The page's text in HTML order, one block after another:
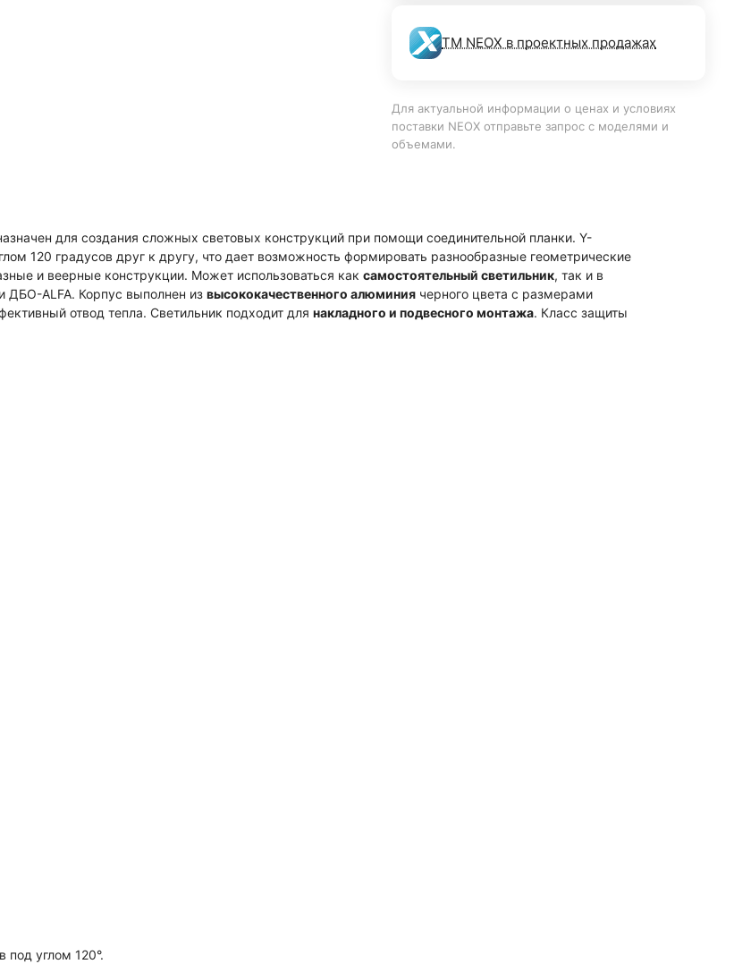
ТМ NEOX в проектных продажах
Для актуальной информации о ценах и условиях
поставки NEOX отправьте запрос с моделями и
объемами.
для создания сложных световых конструкций при помощи соединительной планки. Y-
120 градусов друг к другу, что дает возможность формировать разнообразные геометрические
и веерные конструкции. Может использоваться как самостоятельный светильник, так и в
ДБО-ALFA. Корпус выполнен из высококачественного алюминия черного цвета с размерами
отвод тепла. Светильник подходит для накладного и подвесного монтажа. Класс защиты
под углом 120°.